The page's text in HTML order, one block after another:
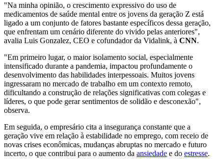
"Na minha opinião, o crescimento expressivo do uso de
medicamentos de saúde mental entre os jovens da geração Z está
ligado a um conjunto de fatores bastante específicos dessa geração,
que enfrentam um cenário diferente do vivido pelas anteriores",
avalia Luis Gonzalez, CEO e cofundador da Vidalink, à CNN.
"Em primeiro lugar, o maior isolamento social, especialmente
intensificado durante a pandemia, impactou profundamente o
desenvolvimento das habilidades interpessoais. Muitos jovens
ingressaram no mercado de trabalho em um contexto remoto,
dificultando a construção de relações significativas com colegas e
líderes, o que pode gerar sentimentos de solidão e desconexão",
observa.
Em seguida, o empresário cita a insegurança constante que a
geração vive em relação à estabilidade no emprego, com receio de
novas crises econômicas, mudanças abruptas no mercado e futuro
incerto, o que contribui para o aumento da ansiedade e do estresse.